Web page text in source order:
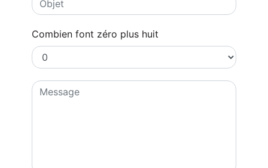
Combien font zéro plus huit